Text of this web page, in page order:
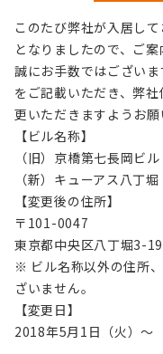
このたび弊社が入居し
となりましたので、ご案
誠にお手数ではござい
をご記載いただき、弊
更いただきますようお願
【ビル名称】
（旧）京橋第七長岡ビル
（新）キューアス八丁
【変更後の住所】
〒101-0047
東京都中央区八丁堀3-
※ ビル名称以外の住所
ざいません。
【変更日】
2018年5月1日（火）～